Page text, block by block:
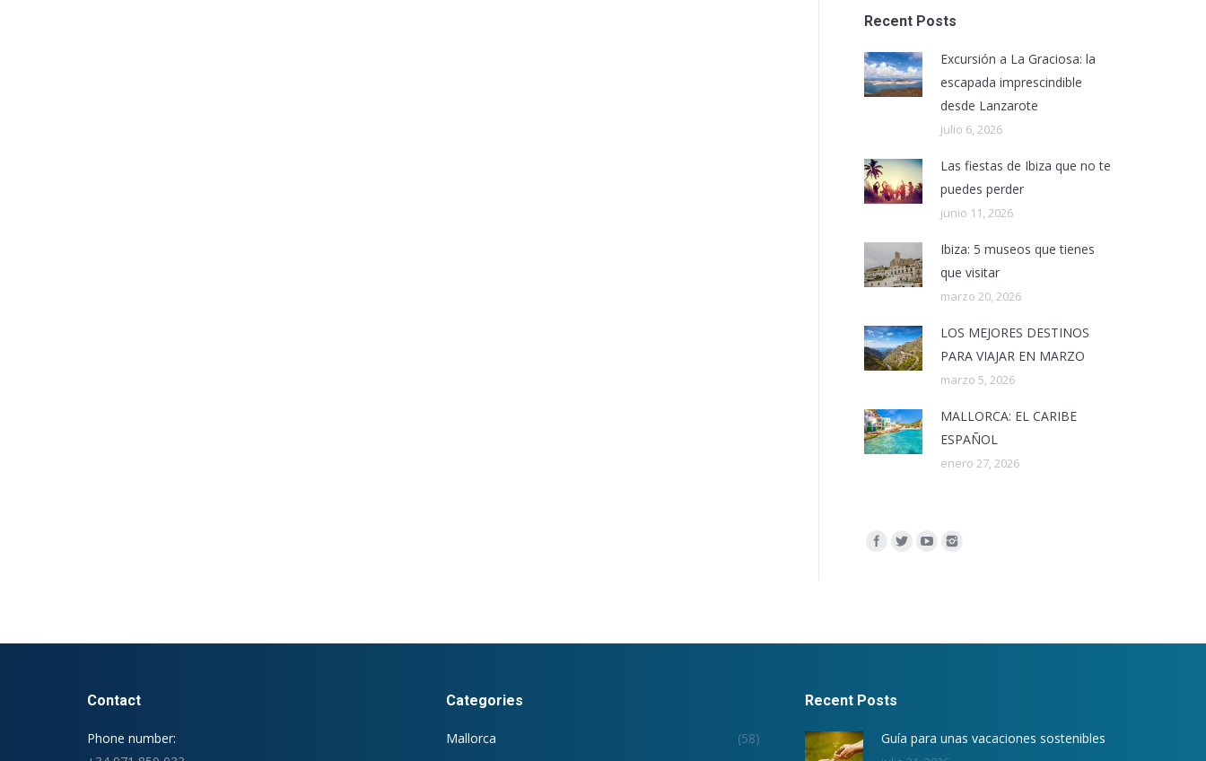
Recent Posts
Excursión a La Graciosa: la
escapada imprescindible
desde Lanzarote
julio 6, 2026
Las fiestas de Ibiza que no te
puedes perder
junio 11, 2026
Ibiza: 5 museos que tienes
que visitar
marzo 20, 2026
LOS MEJORES DESTINOS
PARA VIAJAR EN MARZO
marzo 5, 2026
MALLORCA: EL CARIBE
ESPAÑOL
enero 27, 2026
Encuéntranos en:
Contact
Phone number:
Categories
Mallorca (58)
Recent Posts
Guía para unas vacaciones sostenibles